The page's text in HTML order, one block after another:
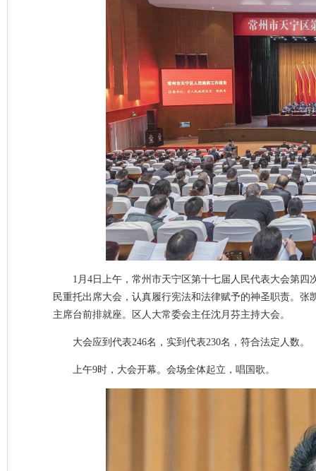
1月4日上午，常州市天宁区第十七届人民代表大会第
民重托出席大会，认真履行宪法和法律赋予的神圣职责。
主席台前排就座。区人大常委会主任沈月芬主持大会。
大会应到代表246名，实到代表230名，符合法定人数。
上午9时，大会开幕。会场全体起立，唱国歌。